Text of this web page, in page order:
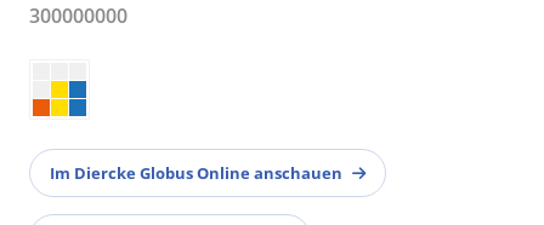
300000000
Im Diercke Globus Online anschauen